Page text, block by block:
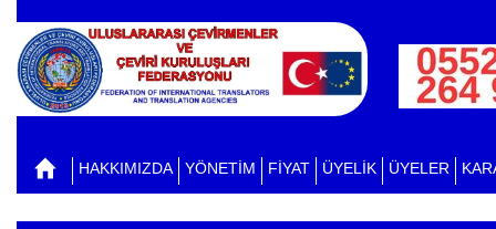
HAKKIMIZDA YÖNETİM FİYAT ÜYELİK ÜYELER